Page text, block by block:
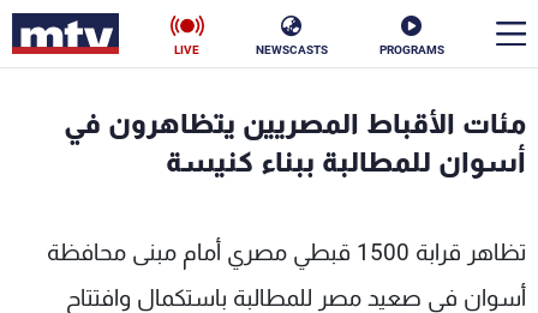
PROGRAMS
NEWSCASTS
LIVE
مئات الأقباط المصريين يتظاهرون في
أسوان للمطالبة ببناء كنيسة
تظاهر قرابة 1500 قبطي مصري أمام مبنى محافظة
أسوان في صعيد مصر للمطالبة باستكمال وافتتاح
الأخبار
فن